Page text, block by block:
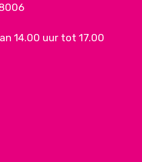
14.00 uur tot 17.00